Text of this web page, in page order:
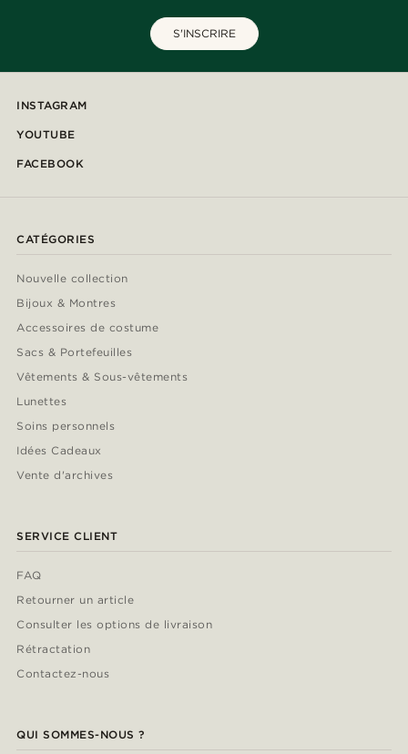
S'INSCRIRE
INSTAGRAM
YOUTUBE
FACEBOOK
CATÉGORIES
Nouvelle collection
Bijoux & Montres
Accessoires de costume
Sacs & Portefeuilles
Vêtements & Sous-vêtements
Lunettes
Soins personnels
Idées Cadeaux
Vente d'archives
SERVICE CLIENT
FAQ
Retourner un article
Consulter les options de livraison
Rétractation
Contactez-nous
QUI SOMMES-NOUS ?